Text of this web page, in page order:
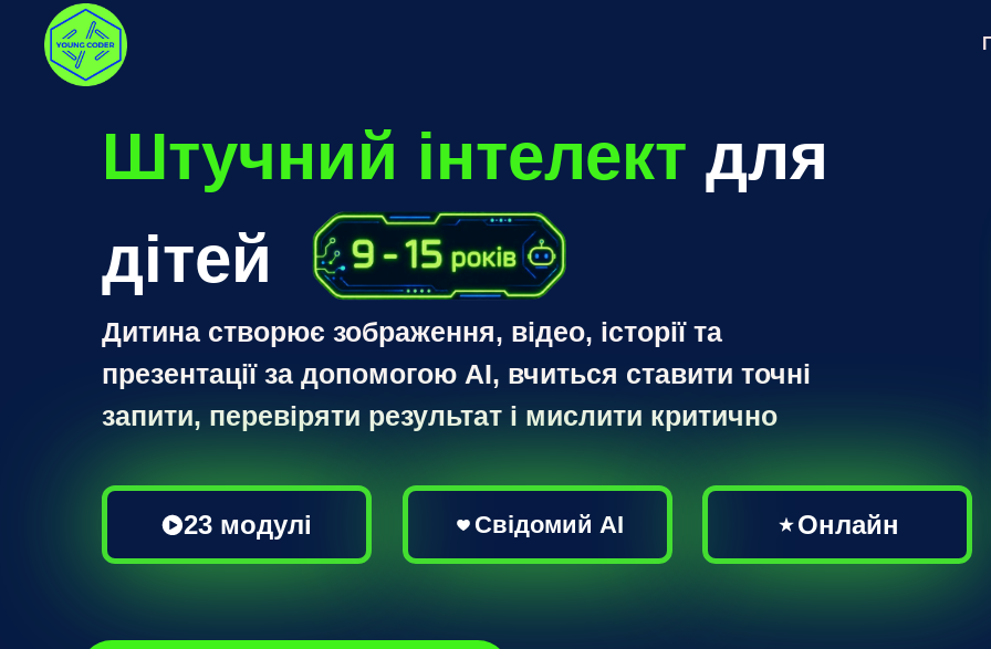
Дитина створює зображення, відео, історії та
презентації за допомогою AI, вчиться ставити точні
запити, перевіряти результат і мислити критично
23 модулі Свідомий AI Онлайн
Штучний інтелект для
дітей